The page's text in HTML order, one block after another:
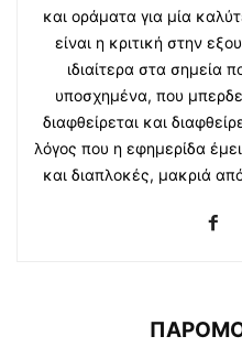
και οράματα για μία
είναι η κριτική στην
ιδιαίτερα στα σημεία
υποσχημένα, που
διαφθείρεται και
λόγος που η εφημερίδα
και διαπλοκές, μακριά